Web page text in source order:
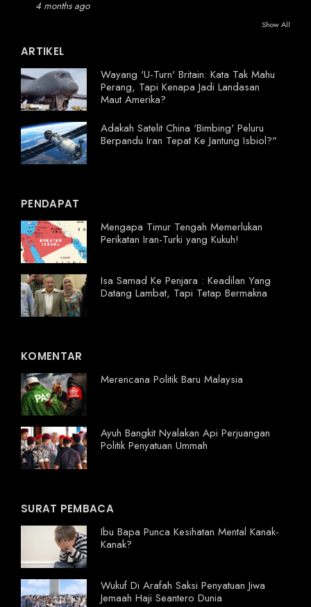
4 months ago
Show All
ARTIKEL
Wayang 'U-Turn' Britain: Kata Tak Mahu
Perang, Tapi Kenapa Jadi Landasan
Maut Amerika?
Adakah Satelit China 'Bimbing' Peluru
Berpandu Iran Tepat Ke Jantung Isbiol?"
PENDAPAT
Mengapa Timur Tengah Memerlukan
Perikatan Iran-Turki yang Kukuh!
Isa Samad Ke Penjara : Keadilan Yang
Datang Lambat, Tapi Tetap Bermakna
KOMENTAR
Merencana Politik Baru Malaysia
Ayuh Bangkit Nyalakan Api Perjuangan
Politik Penyatuan Ummah
SURAT PEMBACA
Ibu Bapa Punca Kesihatan Mental Kanak-
Kanak?
Wukuf Di Arafah Saksi Penyatuan Jiwa
Jemaah Haji Seantero Dunia